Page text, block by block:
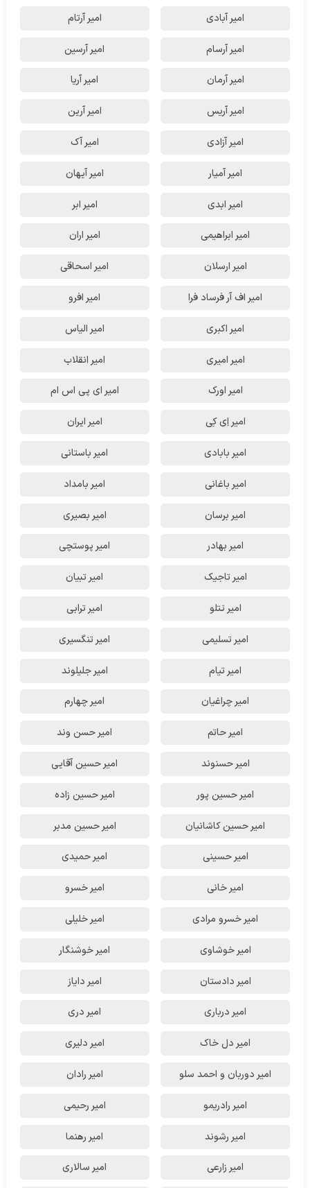
امیر آبادی امیر آرتام
امیر آرسام امیر آرسین
امیر آرمان امیر آریا
امیر آریس امیر آرین
امیر آزادی امیر آک
امیر آمیار امیر آیهان
امیر ابدی امیر ابر
امیر ابراهیمی امیر اران
امیر ارسلان امیر اسحاقی
امیر اف آر فرساد فرا امیر افرو
امیر اکبری امیر الیاس
امیر امیری امیر انقلاب
امیر اورک امیر ای پی اس ام
امیر اِی کِی امیر ایران
امیر بابادی امیر باستانی
امیر باغانی امیر بامداد
امیر برسان امیر بصیری
امیر بهادر امیر پوستچی
امیر تاجیک امیر تبیان
امیر تتلو امیر ترابی
امیر تسلیمی امیر تنگسیری
امیر تیام امیر جلیلوند
امیر چراغیان امیر چهارم
امیر حاتم امیر حسن وند
امیر حسنوند امیر حسین آقایی
امیر حسین پور امیر حسین زاده
امیر حسین کاشانیان امیر حسین مدبر
امیر حسینی امیر حمیدی
امیر خانی امیر خسرو
امیر خسرو مرادی امیر خلیلی
امیر خوشاوی امیر خوشنگار
امیر دادستان امیر دایاز
امیر درباری امیر دری
امیر دل خاک امیر دلیری
امیر دوربان و احمد سلو امیر رادان
امیر رادریمو امیر رحیمی
امیر رشوند امیر رهنما
امیر زارعی امیر سالاری